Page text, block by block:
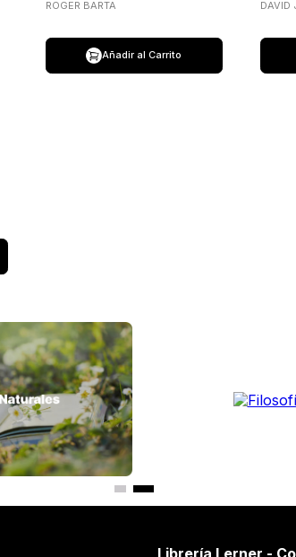
ROGER BARTA
Añadir al Carrito
DAVID
Librería Lerner -